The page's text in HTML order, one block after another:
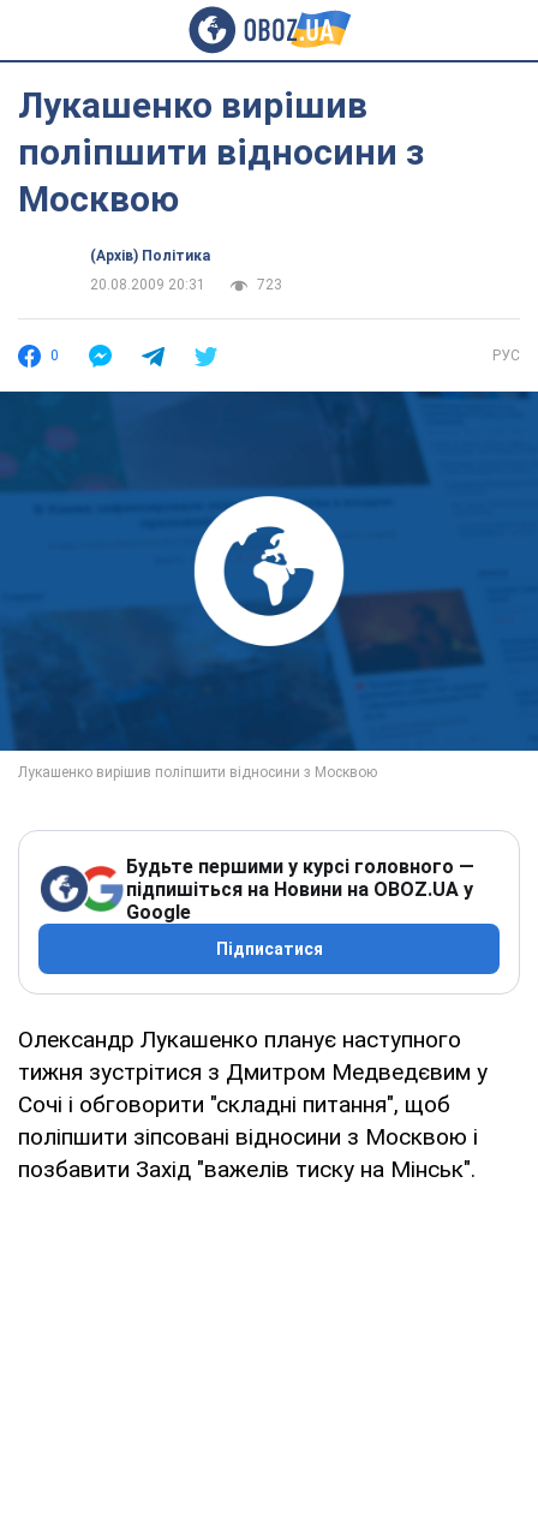
Лукашенко вирішив
поліпшити відносини з
Москвою
(Архів) Політика
20.08.2009 20:31
723
0 РУС
Будьте першими у курсі головного —
підпишіться на Новини на OBOZ.UA у
Google
Підписатися
Олександр Лукашенко планує наступного
тижня зустрітися з Дмитром Медведєвим у
Сочі і обговорити "складні питання", щоб
поліпшити зіпсовані відносини з Москвою і
позбавити Захід "важелів тиску на Мінськ".